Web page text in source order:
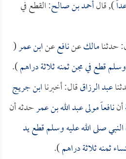
), قالأحمد بن صالح: القطع في
حدثنامالكعننافععنابن عمر(
قطع في مجن ثمنه ثلاثة دراهم).
عبد الرزاققال: أخبرناابن جريج
أننافعاً مولى عبد الله بن عمرحدثه أن
صلى الله عليه وسلم قطع يد
ثمنه ثلاثة دراهم).